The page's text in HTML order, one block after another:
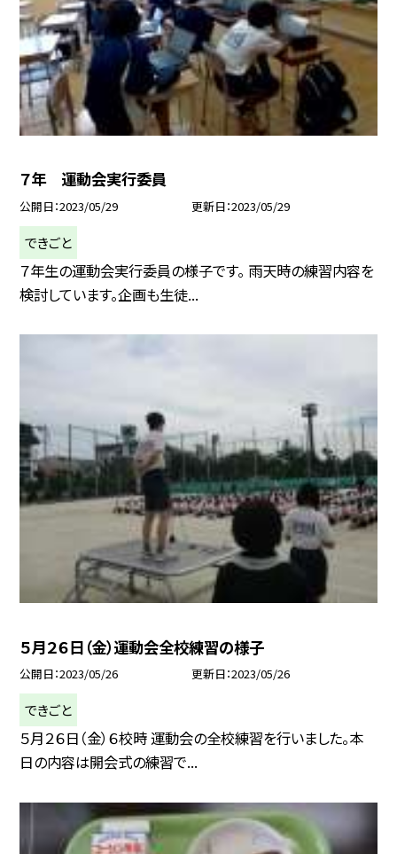
７年 運動会実行委員
公開日 2023/05/29 更新日 2023/05/29
できごと
７年生の運動会実行委員の様子です。 雨天時の練習内容を
検討しています。企画も生徒...
５月２６日（金）運動会全校練習の様子
公開日 2023/05/26 更新日 2023/05/26
できごと
５月２６日（金）６校時 運動会の全校練習を行いました。本
日の内容は開会式の練習で...